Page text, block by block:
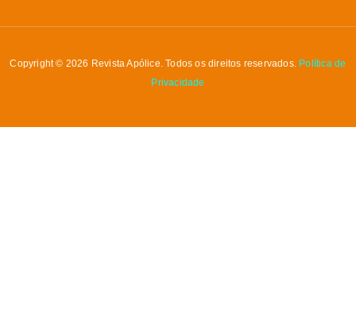
Copyright © 2026 Revista Apólice. Todos os direitos reservados. Política de
Privacidade